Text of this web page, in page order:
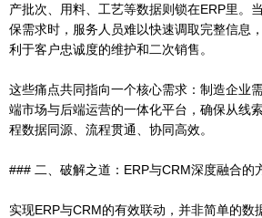
产批次、用料、工艺等数据则锁在ERP里。
保需求时，服务人员难以快速调取完整信息
利于客户忠诚度的维护和二次销售。
这些痛点共同指向一个核心需求：制造企业
端市场与后端运营的一体化平台，确保从线
程数据同源、流程贯通、协同高效。
### 二、破解之道：ERP与CRM深度融合的
实现ERP与CRM的有效联动，并非简单的数